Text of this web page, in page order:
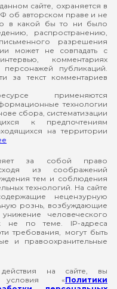
сайте, охраняется в
об авторском праве и не
в какой бы то ни было
распространению,
разрешения
может не совпадать с
комментариях
публикаций.
за текст комментариев
применяются
технологии
сбора, систематизации
к предпочтениям
на территории
за собой право
из соображений
тем и соблюдения
технологий. На сайте
нецензурную
рознь, возбуждающие
человеческого
не по теме. IP-адреса
требования, могут быть
и правоохранительные
на сайте, вы
условия «Политики